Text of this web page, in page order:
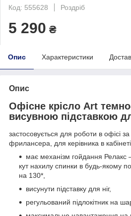
Код: 555628
Роздріб
5 290 ₴
Опис Характеристики
Опис
Офісне крісло Art
висувною підставкою
застосовується для роботи в офісі
фрилансера, для керівника в
має механізм гойдання Релакс
кут нахилу спинки в будь-якому
на 130*,
висунути підставку для ніг,
регульований підлокітник на